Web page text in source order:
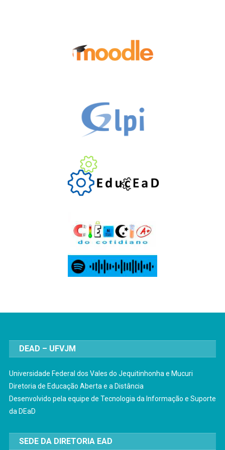
DEAD – UFVJM
Universidade Federal dos Vales do Jequitinhonha e Mucuri
Diretoria de Educação Aberta e a Distância
Desenvolvido pela equipe de Tecnologia da Informação e Suporte
da DEaD
SEDE DA DIRETORIA EAD